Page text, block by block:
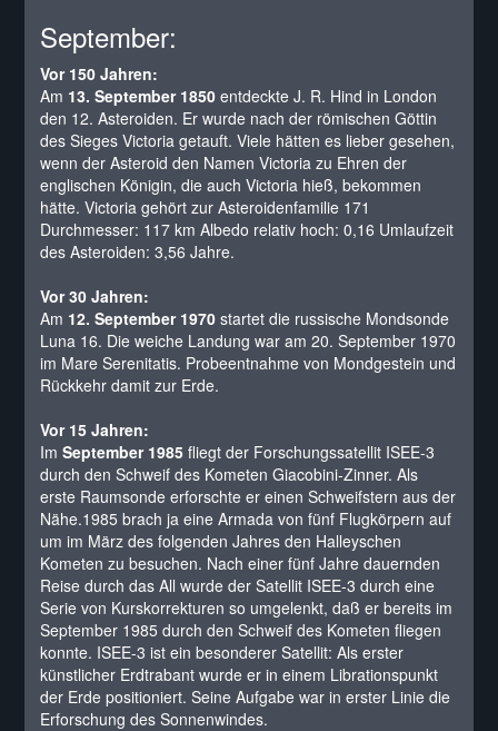
September:
Vor 150 Jahren:
Am 13. September 1850entdeckte J. R. Hind in London
den 12. Asteroiden. Er wurde nach der römischen Göttin
des Sieges Victoria getauft. Viele hätten es lieber gesehen,
wenn der Asteroid den Namen Victoria zu Ehren der
englischen Königin, die auch Victoria hieß, bekommen
hätte. Victoria gehört zur Asteroidenfamilie 171
Durchmesser: 117 km Albedo relativ hoch: 0,16 Umlaufzeit
des Asteroiden: 3,56 Jahre.
Vor 30 Jahren:
Am 12. September 1970startet die russische Mondsonde
Luna 16. Die weiche Landung war am 20. September 1970
im Mare Serenitatis. Probeentnahme von Mondgestein und
Rückkehr damit zur Erde.
Vor 15 Jahren:
Im September 1985fliegt der Forschungssatellit ISEE-3
durch den Schweif des Kometen Giacobini-Zinner. Als
erste Raumsonde erforschte er einen Schweifstern aus der
Nähe.1985 brach ja eine Armada von fünf Flugkörpern auf
um im März des folgenden Jahres den Halleyschen
Kometen zu besuchen. Nach einer fünf Jahre dauernden
Reise durch das All wurde der Satellit ISEE-3 durch eine
Serie von Kurskorrekturen so umgelenkt, daß er bereits im
September 1985 durch den Schweif des Kometen fliegen
konnte. ISEE-3 ist ein besonderer Satellit: Als erster
künstlicher Erdtrabant wurde er in einem Librationspunkt
der Erde positioniert. Seine Aufgabe war in erster Linie die
Erforschung des Sonnenwindes.